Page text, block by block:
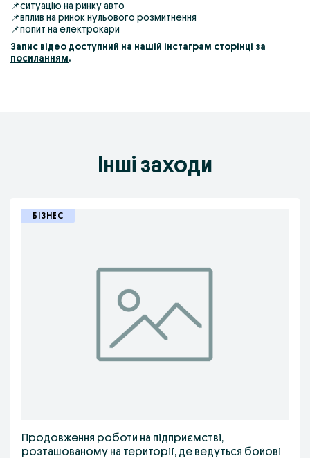
📌ситуацію на ринку авто
📌вплив на ринок нульового розмитнення
📌попит на електрокари
Запис відео доступний на нашій інстаграм сторінці за
посиланням.
Інші заходи
БІЗНЕС
Продовження роботи на підприємстві,
розташованому на території, де ведуться бойові